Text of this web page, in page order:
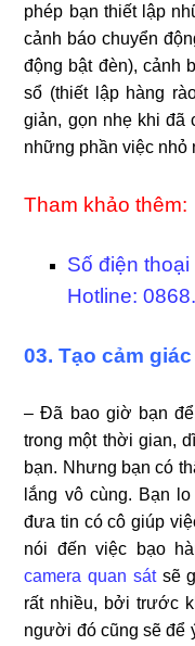
phép bạn thiết lập
cảnh báo chuyển
động bật đèn), cảnh
sổ (thiết lập hàng
giản, gọn nhẹ khi đã
những phần việc nhỏ
Tham khảo thêm:
Số điện
Hotline:
03. Tạo cảm
– Đã bao giờ bạn
trong một thời gian,
bạn. Nhưng bạn có
lắng vô cùng. Bạn
đưa tin có cô giúp
nói đến việc bạo
camera quan sátsẽ
rất nhiều, bởi trước
người đó cũng sẽ để